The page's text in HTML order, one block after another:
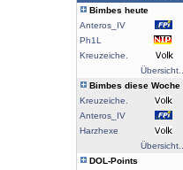
Bimbes heute
Anteros_IV
Ph1L
Kreuzeiche.
Übersicht...
Bimbes diese Woche
Kreuzeiche.
Anteros_IV
Harzhexe
Übersicht...
DOL-Points